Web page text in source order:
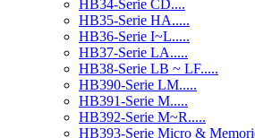
HB34-Serie CD....
HB35-Serie HA.....
HB36-Serie I~L.....
HB37-Serie LA.....
HB38-Serie LB ~ LF.....
HB390-Serie LM.....
HB391-Serie M.....
HB392-Serie M~R.....
HB393-Serie Micro &